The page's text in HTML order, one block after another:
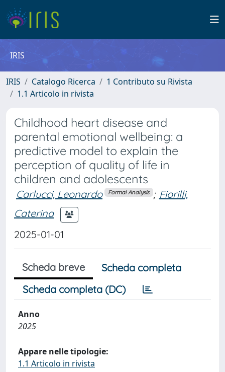
IRIS
IRIS Catalogo Ricerca
1 Contributo su Rivista
1.1 Articolo in rivista
Childhood heart disease and
parental emotional wellbeing: a
predictive model to explain the
perception of quality of life in
children and adolescents
Carlucci, Leonardo Formal Analysis ; Fiorilli,
Caterina
2025-01-01
Scheda breve
Scheda completa
Scheda completa (DC)
Anno
2025
Appare nelle tipologie:
1.1 Articolo in rivista